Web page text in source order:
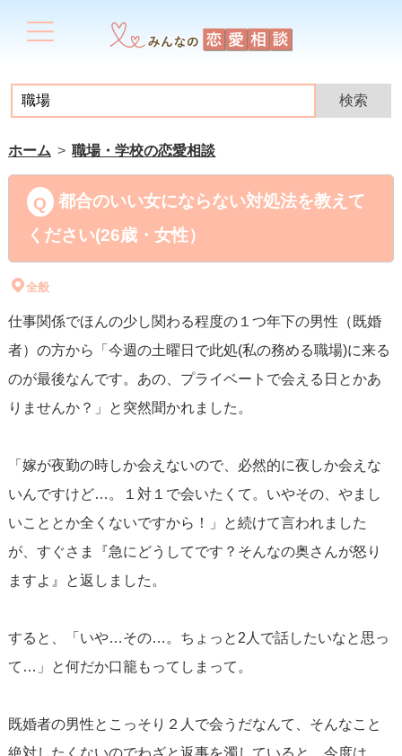
ホーム 職場・学校の恋愛相談
都合のいい女にならない対処法を教えて
ください(26歳・女性）
全般
仕事関係でほんの少し関わる程度の１つ年下の男性（既婚
者）の方から「今週の土曜日で此処(私の務める職場)に来る
のが最後なんです。あの、プライベートで会える日とかあ
りませんか？」と突然聞かれました。
「嫁が夜勤の時しか会えないので、必然的に夜しか会えな
いんですけど…。１対１で会いたくて。いやその、やまし
いこととか全くないですから！」と続けて言われました
が、すぐさま『急にどうしてです？そんなの奥さんが怒り
ますよ』と返しました。
すると、「いや…その…。ちょっと2人で話したいなと思っ
て…」と何だか口籠もってしまって。
既婚者の男性とこっそり２人で会うだなんて、そんなこと
絶対したくないのでわざと返事を濁していると、今度は